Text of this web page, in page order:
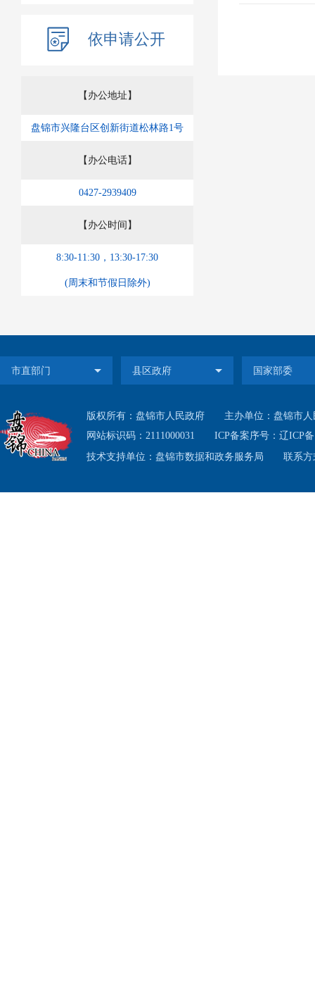
依申请公开
【办公地址】
盘锦市兴隆台区创新街道松林路1号
【办公电话】
0427-2939409
【办公时间】
8:30-11:30，13:30-17:30
(周末和节假日除外)
版权所有：盘锦市人民政府
主办单位：盘锦市
网站标识码：2111000031
ICP备案序号： 辽ICP
技术支持单位：盘锦市数据和政务服务局
联系方